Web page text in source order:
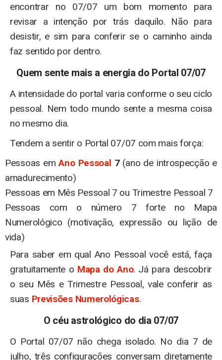
encontrar no 07/07 um bom momento para
revisar a intenção por trás daquilo. Não para
desistir, e sim para conferir se o caminho ainda
faz sentido por dentro.
Quem sente mais a energia do Portal 07/07
A intensidade do portal varia conforme o seu ciclo
pessoal. Nem todo mundo sente a mesma coisa
no mesmo dia.
Tendem a sentir o Portal 07/07 com mais força:
Pessoas emAno Pessoal 7(ano de introspecção e
amadurecimento)
Pessoas em Mês Pessoal 7 ou Trimestre Pessoal 7
Pessoas com o número 7 forte no Mapa
Numerológico (motivação, expressão ou lição de
vida)
Para saber em qual Ano Pessoal você está, faça
gratuitamente o Mapa do Ano. Já para descobrir
o seu Mês e Trimestre Pessoal, vale conferir as
suas Previsões Numerológicas.
O céu astrológico do dia 07/07
O Portal 07/07 não chega isolado. No dia 7 de
julho, três configurações conversam diretamente